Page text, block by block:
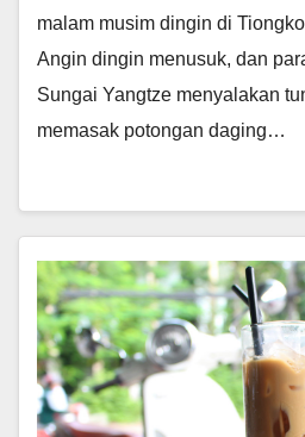
malam musim dingin di
Angin dingin menusuk, dan
Sungai Yangtze menyalakan
memasak potongan daging…